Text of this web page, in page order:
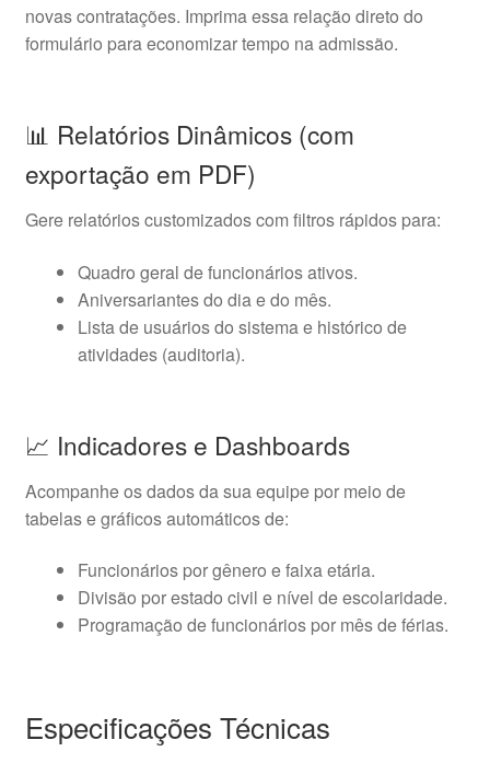
novas contratações. Imprima essa relação direto do
formulário para economizar tempo na admissão.
📊 Relatórios Dinâmicos (com
exportação em PDF)
Gere relatórios customizados com filtros rápidos para:
Quadro geral de funcionários ativos.
Aniversariantes do dia e do mês.
Lista de usuários do sistema e histórico de
atividades (auditoria).
📈 Indicadores e Dashboards
Acompanhe os dados da sua equipe por meio de
tabelas e gráficos automáticos de:
Funcionários por gênero e faixa etária.
Divisão por estado civil e nível de escolaridade.
Programação de funcionários por mês de férias.
Especificações Técnicas